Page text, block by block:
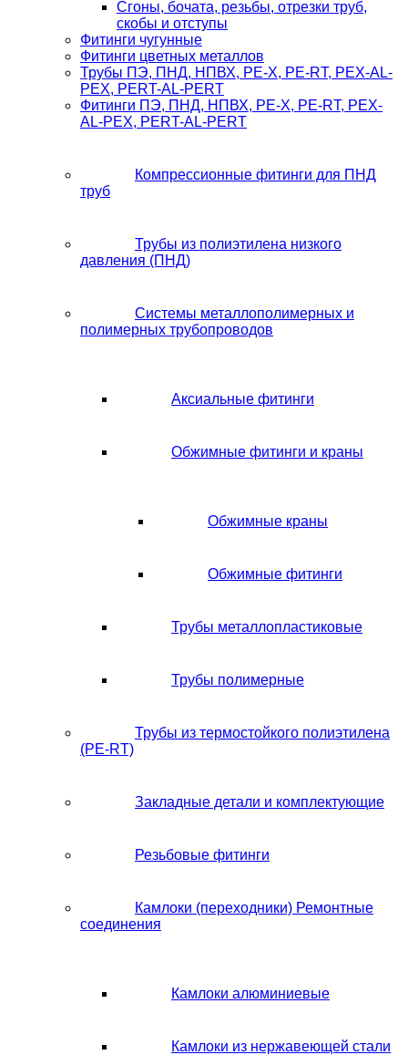
Сгоны, бочата, резьбы, отрезки труб,
скобы и отступы
Фитинги чугунные
Фитинги цветных металлов
Трубы ПЭ, ПНД, НПВХ, PE-X, PE-RT, PEX-AL-
PEX, PERT-AL-PERT
Фитинги ПЭ, ПНД, НПВХ, PE-X, PE-RT, PEX-
AL-PEX, PERT-AL-PERT
Компрессионные фитинги для ПНД
труб
Трубы из полиэтилена низкого
давления (ПНД)
Системы металлополимерных и
полимерных трубопроводов
Аксиальные фитинги
Обжимные фитинги и краны
Обжимные краны
Обжимные фитинги
Трубы металлопластиковые
Трубы полимерные
Трубы из термостойкого полиэтилена
(PE-RT)
Закладные детали и комплектующие
Резьбовые фитинги
Камлоки (переходники) Ремонтные
соединения
Камлоки алюминиевые
Камлоки из нержавеющей стали